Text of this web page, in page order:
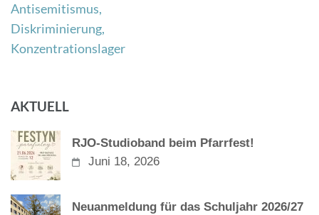
Antisemitismus,
Diskriminierung,
Konzentrationslager
AKTUELL
RJO-Studioband beim Pfarrfest!
Juni 18, 2026
Neuanmeldung für das Schuljahr 2026/27